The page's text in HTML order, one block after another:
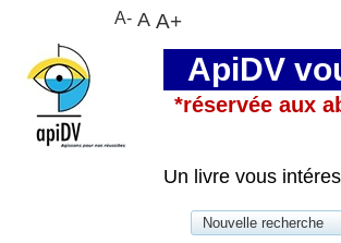
ApiDV
*réservée aux
Un livre vous
Nouvelle recherche
A- A A+